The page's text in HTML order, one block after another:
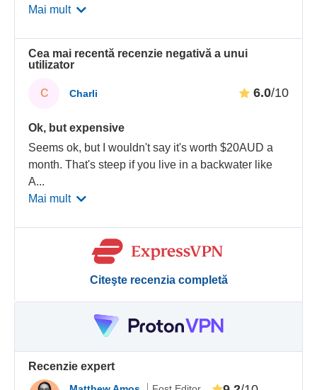
Mai mult
Cea mai recentă recenzie negativă a unui
utilizator
C Charli 6.0/10
Ok, but expensive
Seems ok, but I wouldn't say it's worth $20AUD a
month. That's steep if you live in a backwater like
A...
Mai mult
Citeşte recenzia completă
Recenzie expert